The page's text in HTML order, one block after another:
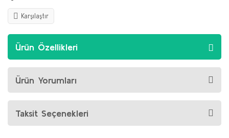
Karşılaştır
Ürün Özellikleri
Ürün Yorumları
Taksit Seçenekleri